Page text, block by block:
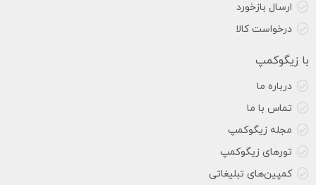
ارسال بازخورد
درخواست کالا
با زیگوکمپ
درباره ما
تماس با ما
مجله زیگوکمپ
تورهای زیگوکمپ
کمپین‌های تبلیغاتی